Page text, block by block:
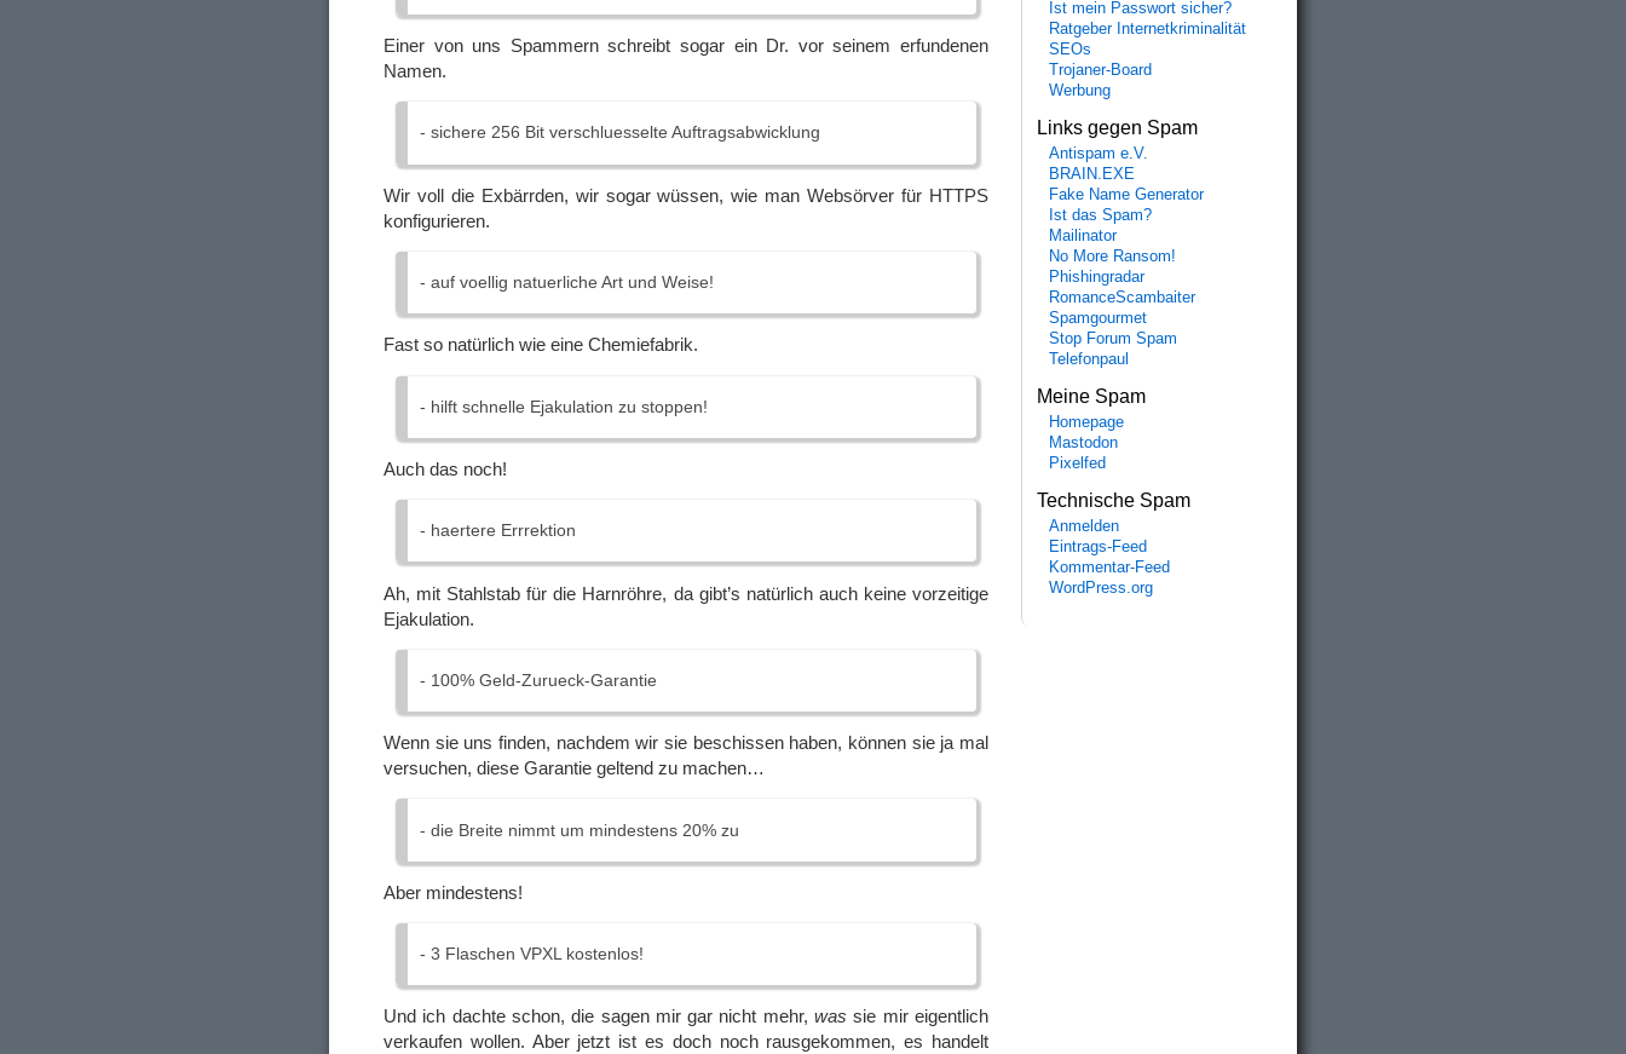
Einer von uns Spammern schreibt sogar ein Dr. vor seinem erfundenen
Namen.
- sichere 256 Bit verschluesselte Auftragsabwicklung
Wir voll die Exbärrden, wir sogar wüssen, wie man Websörver für HTTPS
konfigurieren.
- auf voellig natuerliche Art und Weise!
Fast so natürlich wie eine Chemiefabrik.
- hilft schnelle Ejakulation zu stoppen!
Auch das noch!
- haertere Errrektion
Ah, mit Stahlstab für die Harnröhre, da gibt’s natürlich auch keine vorzeitige
Ejakulation.
- 100% Geld-Zurueck-Garantie
Wenn sie uns finden, nachdem wir sie beschissen haben, können sie ja mal
versuchen, diese Garantie geltend zu machen…
- die Breite nimmt um mindestens 20% zu
Aber mindestens!
- 3 Flaschen VPXL kostenlos!
Und ich dachte schon, die sagen mir gar nicht mehr,was sie mir eigentlich
verkaufen wollen. Aber jetzt ist es doch noch rausgekommen, es handelt
Ist mein Passwort sicher?
Ratgeber Internetkriminalität
SEOs
Trojaner-Board
Werbung
Links gegen Spam
Antispam e.V.
BRAIN.EXE
Fake Name Generator
Ist das Spam?
Mailinator
No More Ransom!
Phishingradar
RomanceScambaiter
Spamgourmet
Stop Forum Spam
Telefonpaul
Meine Spam
Homepage
Mastodon
Pixelfed
Technische Spam
Anmelden
Eintrags-Feed
Kommentar-Feed
WordPress.org